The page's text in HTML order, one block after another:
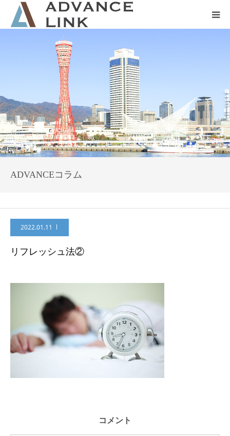
ADVANCEコラム
2022.01.11
リフレッシュ法②
コメント
会社概要
ネット保険
事業保険